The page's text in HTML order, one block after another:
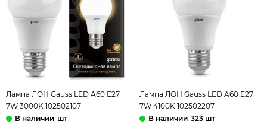
Лампа ЛОН Gauss LED A60 E27
7W 3000K 102502107
шт
Лампа ЛОН Gauss LED A60 E27
7W 4100K 102502207
323 шт